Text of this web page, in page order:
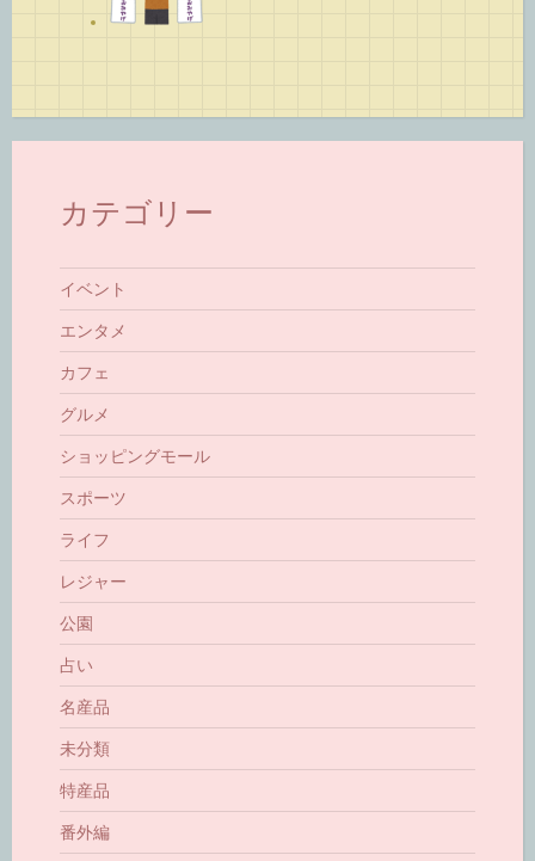
カテゴリー
イベント
エンタメ
カフェ
グルメ
ショッピングモール
スポーツ
ライフ
レジャー
公園
占い
名産品
未分類
特産品
番外編